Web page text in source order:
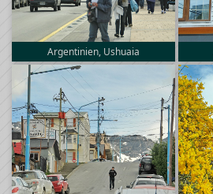
Argentinien, Ushuaia